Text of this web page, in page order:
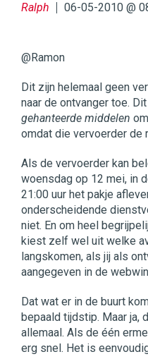
Ralph 06-05-2010 @
@Ramon
Dit zijn helemaal geen
naar de ontvanger toe.
gehanteerde middelen
omdat die vervoerder de
Als de vervoerder kan
woensdag op 12 mei, in
21:00 uur het pakje
onderscheidende
niet. En om heel
kiest zelf wel uit welke
langskomen, als jij als
aangegeven in de
Dat wat er in de buurt
bepaald tijdstip. Maar ja,
allemaal. Als de één
erg snel. Het is